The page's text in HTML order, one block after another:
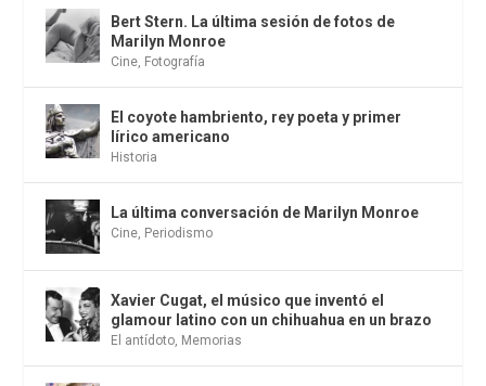
Bert Stern. La última sesión de fotos de
Marilyn Monroe
Cine, Fotografía
El coyote hambriento, rey poeta y primer
lírico americano
Historia
La última conversación de Marilyn Monroe
Cine, Periodismo
Xavier Cugat, el músico que inventó el
glamour latino con un chihuahua en un brazo
El antídoto, Memorias